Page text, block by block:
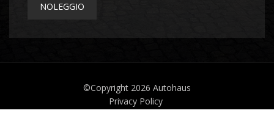
NOLEGGIO
©Copyright 2026 Autohaus
Privacy Policy